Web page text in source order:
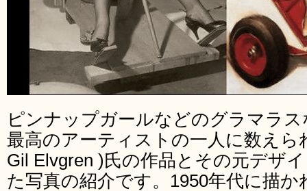
ピンナップガールなどのグラマラ
最高のアーティストの一人に数え
Gil Elvgren )氏の作品とその元デザ
た写真の紹介です。1950年代に描